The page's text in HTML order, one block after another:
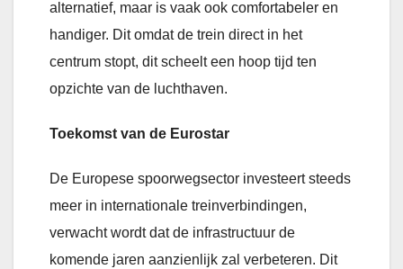
alternatief, maar is vaak ook comfortabeler en
handiger. Dit omdat de trein direct in het
centrum stopt, dit scheelt een hoop tijd ten
opzichte van de luchthaven.
Toekomst van de Eurostar
De Europese spoorwegsector investeert steeds
meer in internationale treinverbindingen,
verwacht wordt dat de infrastructuur de
komende jaren aanzienlijk zal verbeteren. Dit